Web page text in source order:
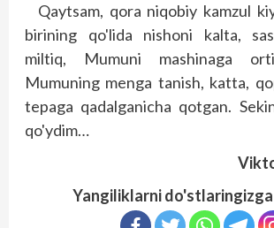
Qaytsam, qora niqobiy kamzul
birining qo'lida nishoni kalta,
miltiq, Mumuni mashinaga
Mumuning menga tanish, katta,
tepaga qadalganicha qotgan.
qo'ydim…
Yangiliklarni